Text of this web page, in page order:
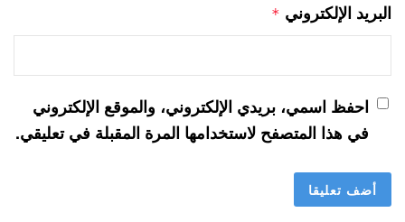
البريد الإلكتروني *
احفظ اسمي، بريدي الإلكتروني، والموقع الإلكتروني
في هذا المتصفح لاستخدامها المرة المقبلة في تعليقي.